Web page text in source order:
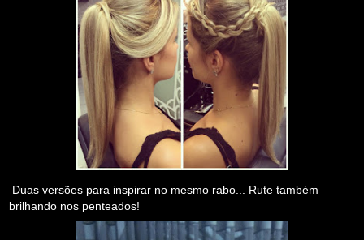
Duas versões para inspirar no mesmo rabo... Rute também
brilhando nos penteados!